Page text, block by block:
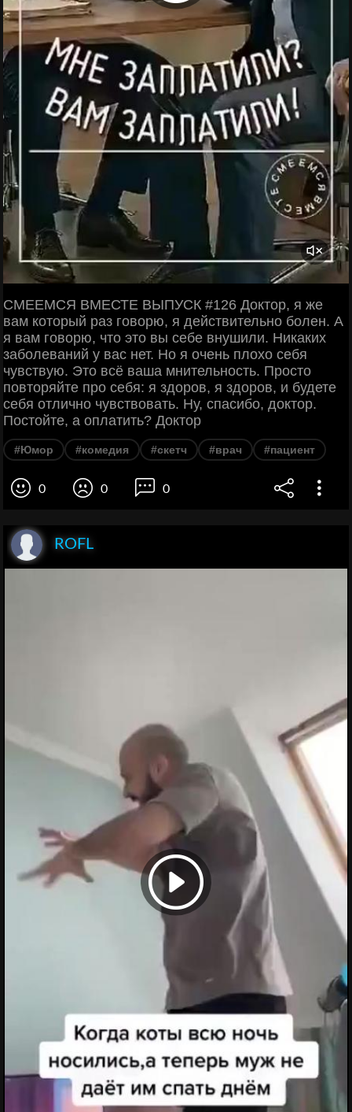
СМЕЕМСЯ ВМЕСТЕ ВЫПУСК #126 Доктор, я же
вам который раз говорю, я действительно болен. А
я вам говорю, что это вы себе внушили. Никаких
заболеваний у вас нет. Но я очень плохо себя
чувствую. Это всё ваша мнительность. Просто
повторяйте про себя: я здоров, я здоров, и будете
себя отлично чувствовать. Ну, спасибо, доктор.
Постойте, а оплатить? Доктор
#Юмор #комедия #скетч #врач #пациент
0 0 0
ROFL